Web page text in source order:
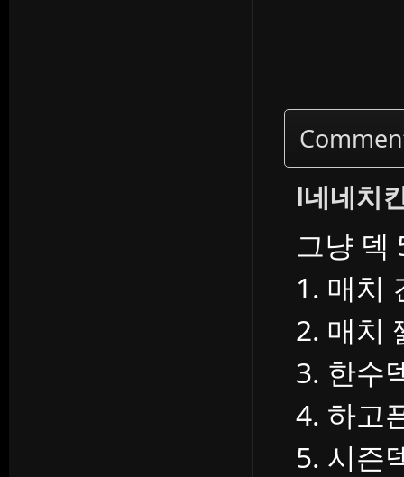
l네네치
그냥 덱
1. 매치
2. 매치
3. 한수
4. 하고
5. 시즌